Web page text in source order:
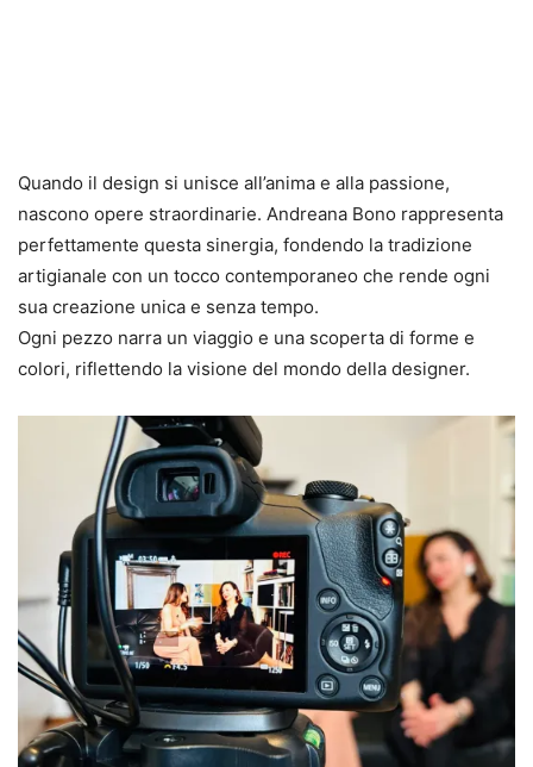
Quando il design si unisce all’anima e alla passione,
nascono opere straordinarie. Andreana Bono rappresenta
perfettamente questa sinergia, fondendo la tradizione
artigianale con un tocco contemporaneo che rende ogni
sua creazione unica e senza tempo.
Ogni pezzo narra un viaggio e una scoperta di forme e
colori, riflettendo la visione del mondo della designer.